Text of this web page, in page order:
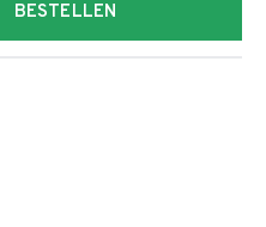
BESTELLEN